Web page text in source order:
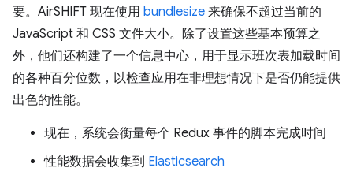
要。AirSHIFT 现在使用 bundlesize 来确保不超过当前的
JavaScript 和 CSS 文件大小。除了设置这些基本预算之
外，他们还构建了一个信息中心，用于显示班次表加载时间
的各种百分位数，以检查应用在非理想情况下是否仍能提供
出色的性能。
现在，系统会衡量每个 Redux 事件的脚本完成时间
性能数据会收集到 Elasticsearch